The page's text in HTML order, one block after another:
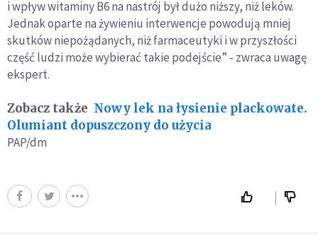
i wpływ witaminy B6 na nastrój był dużo niższy, niż leków.
Jednak oparte na żywieniu interwencje powodują mniej
skutków niepożądanych, niż farmaceutyki i w przyszłości
część ludzi może wybierać takie podejście” - zwraca uwagę
ekspert.
Zobacz także Nowy lek na łysienie plackowate.
Olumiant dopuszczony do użycia
PAP/dm